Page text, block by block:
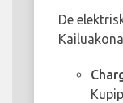
De